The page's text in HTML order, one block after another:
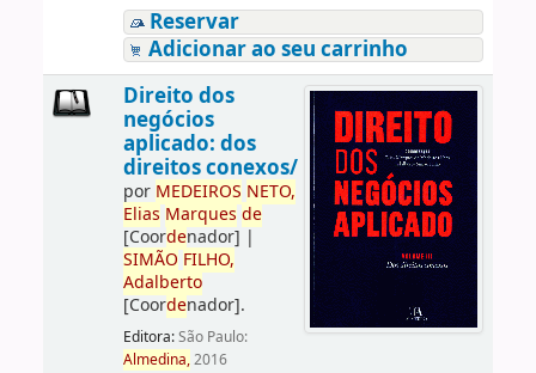
Reservar
Adicionar ao seu carrinho
Direito dos
negócios
aplicado: dos
direitos conexos/
por MEDEIROS NETO,
Elias Marques de
[Coordenador] |
SIMÃO FILHO,
Adalberto
[Coordenador].
Editora:São Paulo:
Almedina,2016